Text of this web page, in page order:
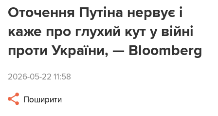
Оточення Путіна нервує і
каже про глухий кут у війні
проти України, — Bloomberg
2026-05-22 11:58
Поширити